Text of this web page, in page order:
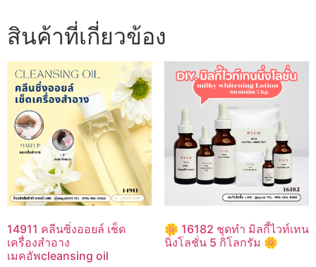
สินค้าที่เกี่ยวข้อง
14911 คลีนซิ่งออยล์ เช็ด
เครื่องสำอาง
เมคอัพcleansing oil
🌼 16182 ชุดทำ มิลกี้ไวท์เทน
นิ่งโลชั่น 5 กิโลกรัม 🌼